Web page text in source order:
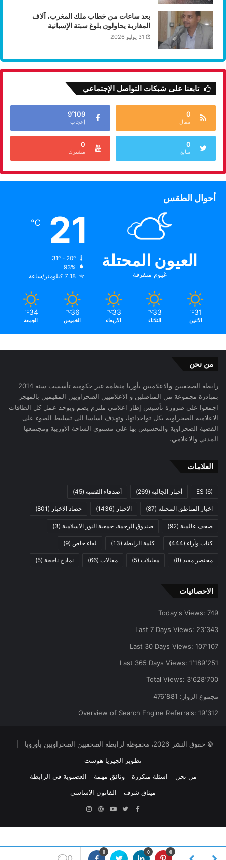
بعد ساعات من خطاب ملك المغرب، آلاف
المغاربة يحاولون بلوغ سبتة الإسبانية
31 يوليو 2026
تابعنا على شبكات التواصل الإجتماعي
0
مقال
9٬109
إعجاب
0
متابع
0
مشترك
أحوال الطقس
العيون المحتلة
غيوم متفرقة
21
℃
93%
7.18 كيلومتر/ساعة
31
℃
الأثنين
33
℃
الثلاثاء
33
℃
الأربعاء
36
℃
الخميس
34
℃
الجمعة
من نحن
رابطة الصحفيين والاعلاميين بأوربا منظمة غير حكومية تأسست سنة 2014
بمبادرة مجموعة من المناضلين و الاعلاميين الصحراويين المقيمين بالمهجر
اجمعوا على ضرورة تأسيس إطار اعلامي ملتزم يضم ويوحد عمل كل الطاقات
الاعلامية الصحراوية بكل تواجداتها، وتهدف اساسا الى تسليط الضوء على
القضية الصحراوية والتحسيس بها على مستوى الساحة الاوربية ومجتمعها
المدني والاعلامي.
العلامات
ES (6) أخبار الجالية (269) أصدقاء القضية (45)
اخبار المناطق المحتلة (87) الاخبار (1436) حصاد الاخبار (801)
صحف عالمية (92) صندوق الرحمة، جمعية النور الاسلامية (3)
كتاب وآراء (444) كلمة الرابطة (13) لقاء خاص (9)
مختصر مفيد (8) مقابلات (5) مقالات (66) نماذج ناجحة (5)
الاحصائيات
Today's Views: 749
Last 7 Days Views: 23٬343
Last 30 Days Views: 107٬107
Last 365 Days Views: 1٬189٬251
Total Views: 3٬628٬700
مجموع الزوار: 476٬881
Overview of Search Engine Referrals: 19٬312
© حقوق النشر 2026، محفوظة لرابطة الصحفيين الصحراويين بأوروبا |
تطوير الجيريا هوست
من نحن
اسئلة متكررة وثائق مهمة
العضىوية في الرابطة
ميثاق شرف
القانون الاساسي
Facebook
Twitter
YouTubeووردبريس
0 0 0